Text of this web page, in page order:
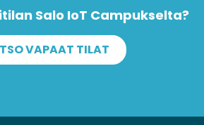
Salo IoT Campukselta?
VAPAAT TILAT